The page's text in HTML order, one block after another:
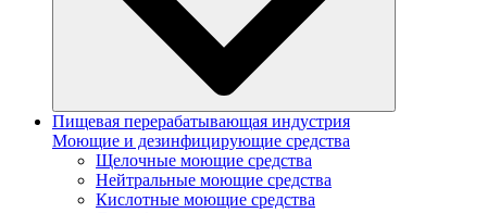
Пищевая перерабатывающая индустрия
Моющие и дезинфицирующие средства
Щелочные моющие средства
Нейтральные моющие средства
Кислотные моющие средства